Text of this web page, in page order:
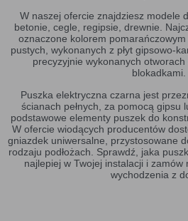
W naszej ofercie znajdziesz modele
betonie, cegle, regipsie, drewnie.
oznaczone kolorem
pustych, wykonanych z płyt gipsowo-
precyzyjnie wykonanych
blokadkami.
Puszka elektryczna czarna jest
ścianach pełnych, za pomocą gipsu
podstawowe elementy puszek do
W ofercie wiodących producentów
gniazdek uniwersalne, przystosowane
rodzaju podłożach. Sprawdź, jaka
najlepiej w Twojej instalacji i
wychodzenia z